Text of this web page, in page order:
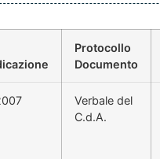
Protocollo
Documento
Verbale del
C.d.A.